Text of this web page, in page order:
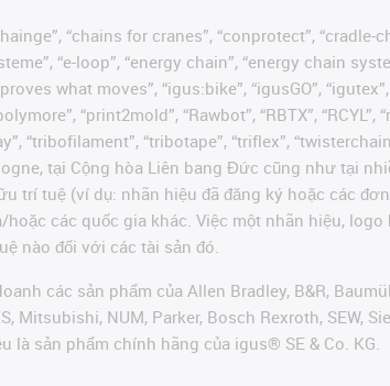
“chains for cranes”, “conprotect”, “cradle-
“e-loop”, “energy chain”, “energy chain
what moves”, “igus:bike”, “igusGO”,
“print2mold”, “Rawbot”, “RBTX”, “RCYL”,
“tribofilament”, “tribotape”, “triflex”,
tại Cộng hòa Liên bang Đức cũng như tại
trí tuệ (ví dụ: nhãn hiệu đã đăng ký hoặc các
các quốc gia khác. Việc một nhãn hiệu,
nào đối với các tài sản đó.
các sản phẩm của Allen Bradley, B&R,
Mitsubishi, NUM, Parker, Bosch Rexroth,
sản phẩm chính hãng của igus® SE & Co. KG.